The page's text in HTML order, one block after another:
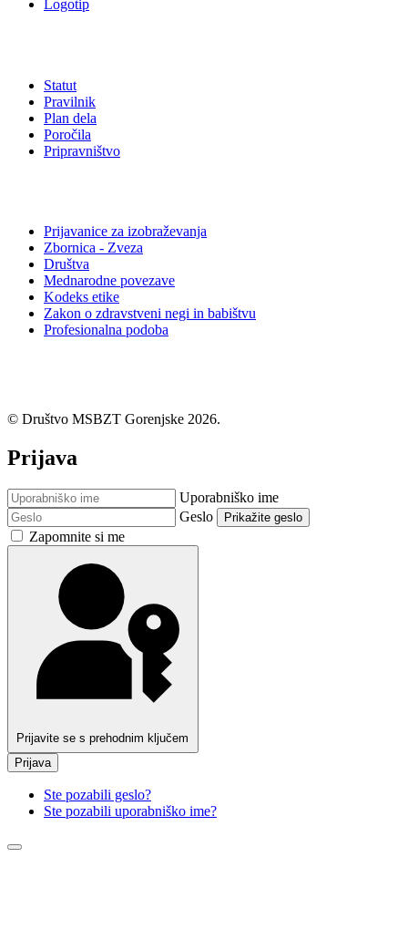
Logotip
Statut
Pravilnik
Plan dela
Poročila
Pripravništvo
Prijavanice za izobraževanja
Zbornica - Zveza
Društva
Mednarodne povezave
Kodeks etike
Zakon o zdravstveni negi in babištvu
Profesionalna podoba
© Društvo MSBZT Gorenjske 2026.
Prijava
Uporabniško ime
Geslo
Prikažite geslo
Zapomnite si me
Prijavite se s prehodnim ključem
Prijava
Ste pozabili geslo?
Ste pozabili uporabniško ime?